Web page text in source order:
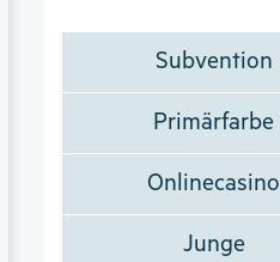
Subvention
Primärfarbe
Onlinecasino
Junge